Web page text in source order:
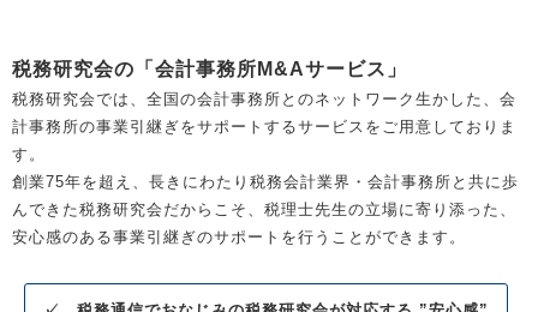
税務研究会の「会計事務所M&Aサービス」
税務研究会では、全国の会計事務所とのネットワーク生かした、会
計事務所の事業引継ぎをサポートするサービスをご用意しておりま
す。
創業75年を超え、長きにわたり税務会計業界・会計事務所と共に歩
んできた税務研究会だからこそ、税理士先生の立場に寄り添った、
安心感のある事業引継ぎのサポートを行うことができます。